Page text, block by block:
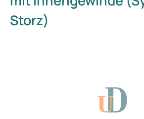
Storz)